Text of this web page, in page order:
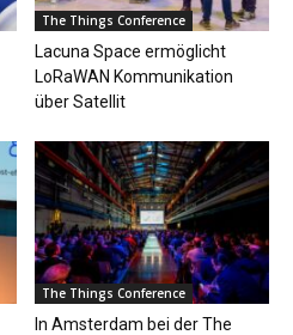
The Things Conference
Lacuna Space ermöglicht
LoRaWAN Kommunikation
über Satellit
The Things Conference
In Amsterdam bei der The